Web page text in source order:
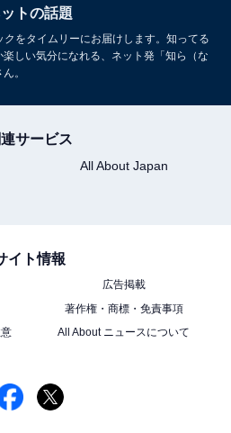
トの話題
をタイムリーにお届けします。知ってる
しい気分になれる、ネット発「知ら（な
。
サービス
All About Japan
イト情報
広告掲載
著作権・商標・免責事項
All About ニュースについて